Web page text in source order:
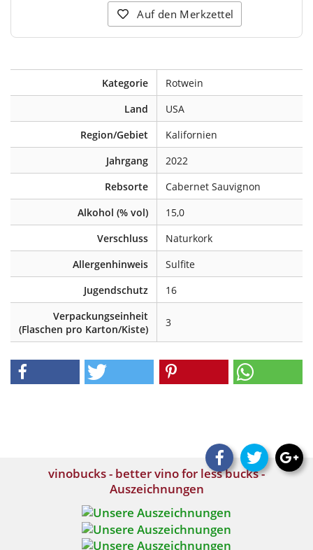
Auf den Merkzettel
Kategorie
Rotwein
Land
USA
Region/Gebiet
Kalifornien
Jahrgang
2022
Rebsorte
Cabernet Sauvignon
Alkohol (% vol)
15,0
Verschluss
Naturkork
Allergenhinweis
Sulfite
Jugendschutz
16
Verpackungseinheit
(Flaschen pro Karton/Kiste)
3
vinobucks - better vino for less bucks -
Auszeichnungen